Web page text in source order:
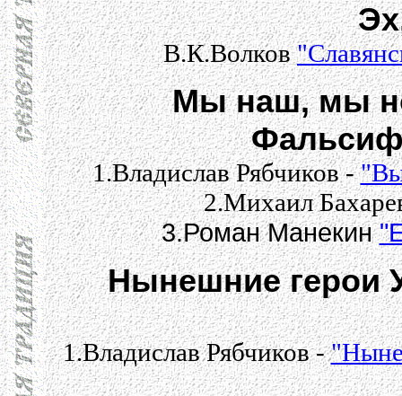
В.К.Волков
Мы наш, мы
1.Владислав Рябчиков -
2.Михаил
3.Роман Манекин
Нынешние герои
1.Владислав Рябчиков -